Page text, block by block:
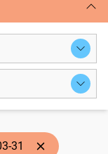
31